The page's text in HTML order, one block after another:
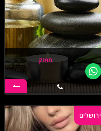
מפנק
ירושלים